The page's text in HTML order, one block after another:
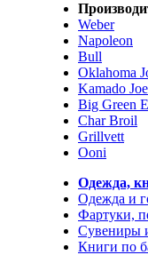
Weber
Napoleon
Bull
Oklahoma
Kamado Joe
Big Green
Char Broil
Grillvett
Ooni
Одежда,
Одежда и
Фартуки,
Сувениры
Книги по